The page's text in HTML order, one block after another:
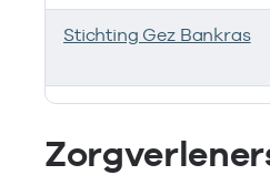
Deze onderneming heeft
Stichting Gez Bankras